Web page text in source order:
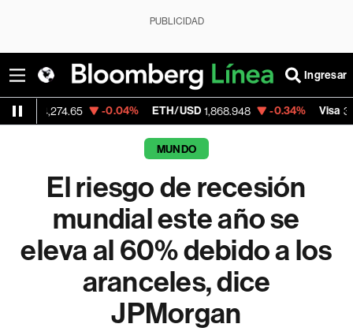
PUBLICIDAD
Ingresar
-0.04% ETH/USD 1,868.948 -0.34% Visa 369.59
MUNDO
El riesgo de recesión
mundial este año se
eleva al 60% debido a los
aranceles, dice
JPMorgan